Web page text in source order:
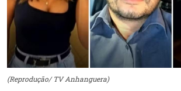
(Reprodução/ TV Anhanguera)